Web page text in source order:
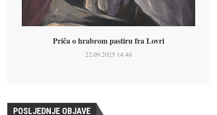
Priča o hrabrom pastiru fra Lovri
22.09.2025 14:46
POSLJEDNJE OBJAVE